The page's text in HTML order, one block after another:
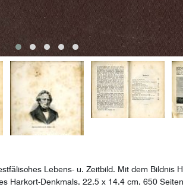
Lebens- u. Zeitbild. Mit dem Bildnis
Harkort-Denkmals, 22,5 x 14,4 cm, 650 Seiten